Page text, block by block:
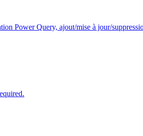
Power Query, ajout/mise à jour/